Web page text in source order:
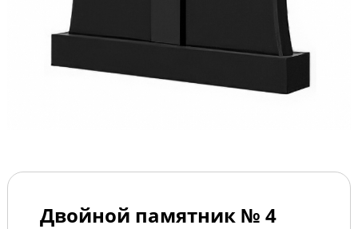
Двойной памятник № 4